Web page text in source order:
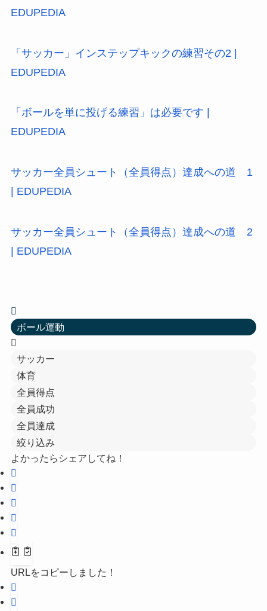
EDUPEDIA
「サッカー」インステップキックの練習その2 |
EDUPEDIA
「ボールを単に投げる練習」は必要です |
EDUPEDIA
サッカー全員シュート（全員得点）達成への道 1
| EDUPEDIA
サッカー全員シュート（全員得点）達成への道 2
| EDUPEDIA
ボール運動
サッカー
体育
全員得点
全員成功
全員達成
絞り込み
よかったらシェアしてね！
URLをコピーしました！